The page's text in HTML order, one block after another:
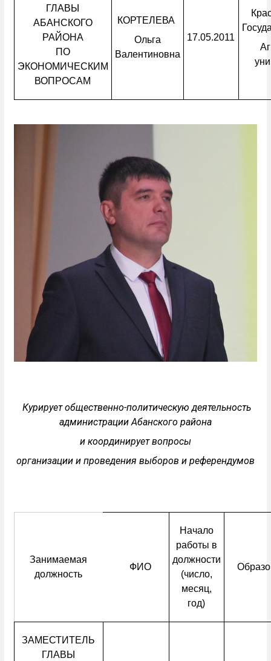
ГЛАВЫ
АБАНСКОГО
РАЙОНА
ПО
ЭКОНОМИЧЕСКИМ
ВОПРОСАМ
КОРТЕЛЕВА
Ольга
Валентиновна
17.05.2011
Курирует общественно-политическую деятельность
администрации Абанского района
и координирует вопросы
организации и проведения выборов и референдумов
Занимаемая
должность
ФИО
Начало
работы в
должности
(число,
месяц,
год)
ЗАМЕСТИТЕЛЬ
ГЛАВЫ